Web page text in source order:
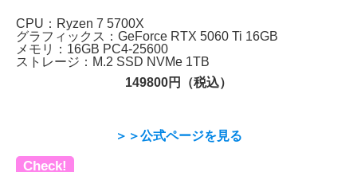
CPU：Ryzen 7 5700X
グラフィックス：GeForce RTX 5060 Ti 16GB
メモリ：16GB PC4-25600
ストレージ：M.2 SSD NVMe 1TB
149800円（税込）
＞＞公式ページを見る
Check!